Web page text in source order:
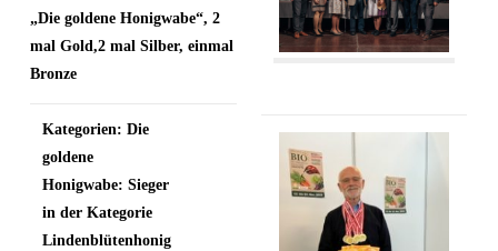
„Die goldene Honigwabe“, 2
mal Gold,2 mal Silber, einmal
Bronze
Kategorien: Die
goldene
Honigwabe: Sieger
in der Kategorie
Lindenblütenhonig